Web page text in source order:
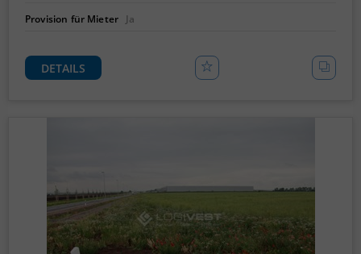
Provision für Mieter Ja
DETAILS